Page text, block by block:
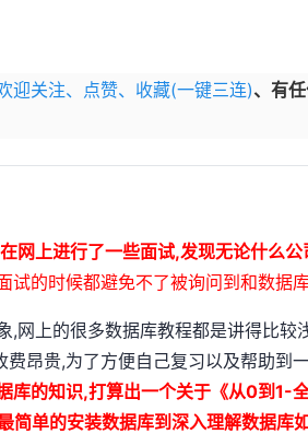
迎关注、点赞、收藏(一键三连)、有
网上进行了一些面试,发现无论什么
试的时候都避免不了被询问到和数据
,网上的很多数据库教程都是讲得比较
费昂贵,为了方便自己复习以及帮助到
库的知识,打算出一个关于《从0到1-
简单的安装数据库到深入理解数据库